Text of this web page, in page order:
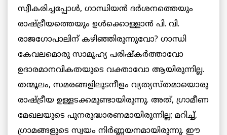
സ്വീകരിച്ചപ്പോള്‍, ഗാന്ധിയന്‍ ദര്‍ശനത്തെയും
രാഷ്ട്രീയത്തെയും ഉള്‍ക്കൊള്ളാന്‍ പി. വി.
രാജഗോപാലിന് കഴിഞ്ഞിരുന്നുവോ? ഗാന്ധി
കേവലമൊരു സാമൂഹ്യ പരിഷ്കര്‍ത്താവോ
ഉദാരമാനവികതയുടെ വക്താവോ ആയിരുന്നില്ല.
തന്മൂലം, സമരങ്ങളിലുടനീളം വ്യത്യസ്തമായൊരു
രാഷ്ട്രീയ ഉള്ളടക്കമുണ്ടായിരുന്നു. അത്, ഗ്രാമീണ
മേഖലയുടെ പുനരുദ്ധാരണമായിരുന്നില്ല; മറിച്ച്,
ഗ്രാമങ്ങളുടെ സ്വയം നിര്‍ണ്ണയനമായിരുന്നു. ഈ